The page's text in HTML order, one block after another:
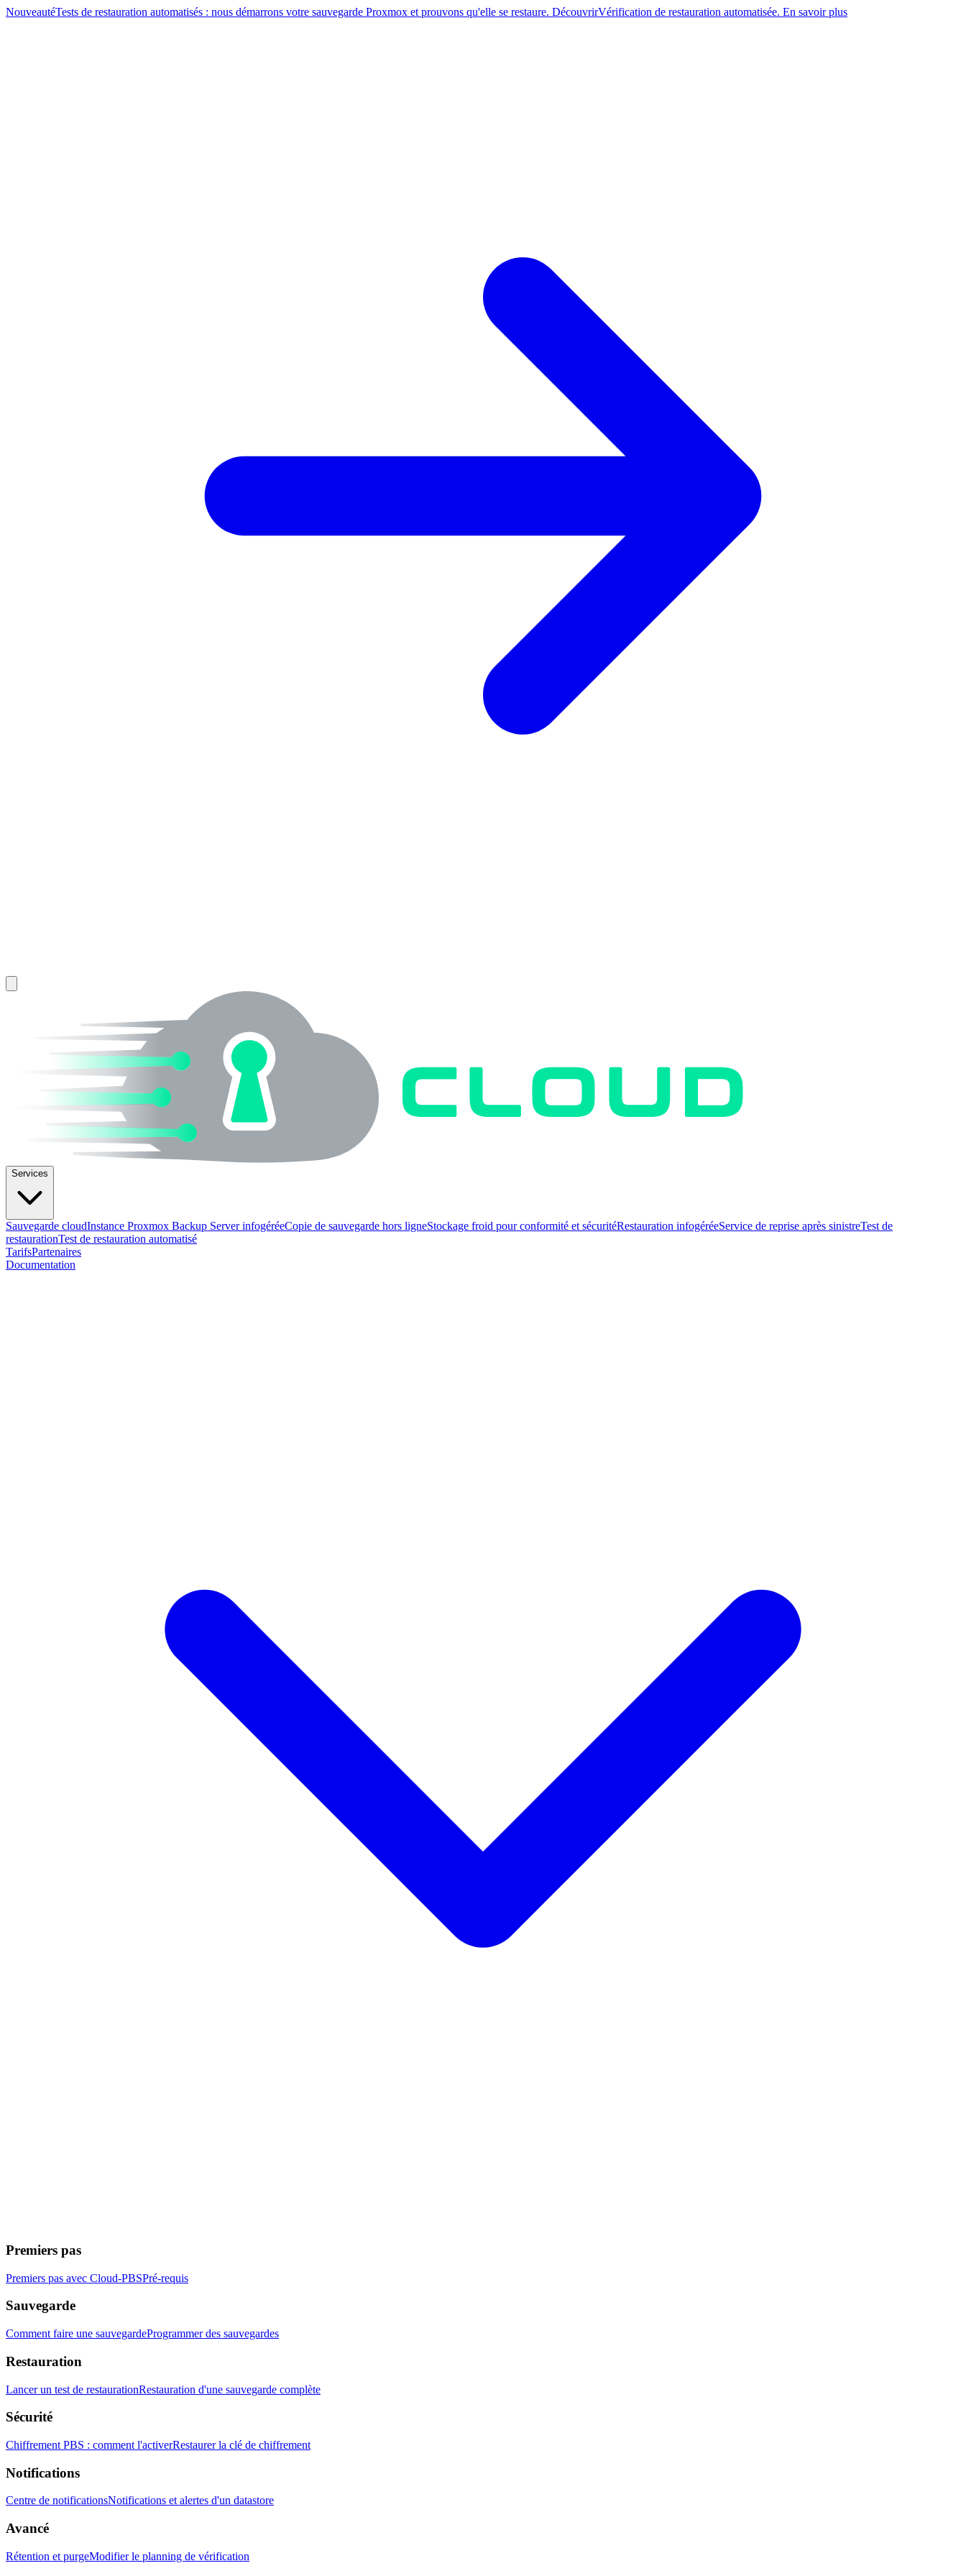
NouveautéTests de restauration automatisés : nous démarrons votre sauvegarde Proxmox et prouvons qu'elle se restaure. DécouvrirVérification de restauration automatisée. En savoir plus
Services
Sauvegarde cloudInstance Proxmox Backup Server infogéréeCopie de sauvegarde hors ligneStockage froid pour conformité et sécuritéRestauration infogéréeService de reprise après sinistreTest de
restaurationTest de restauration automatisé
TarifsPartenaires
Documentation
Premiers pas
Premiers pas avec Cloud-PBSPré-requis
Sauvegarde
Comment faire une sauvegardeProgrammer des sauvegardes
Restauration
Lancer un test de restaurationRestauration d'une sauvegarde complète
Sécurité
Chiffrement PBS : comment l'activerRestaurer la clé de chiffrement
Notifications
Centre de notificationsNotifications et alertes d'un datastore
Avancé
Rétention et purgeModifier le planning de vérification